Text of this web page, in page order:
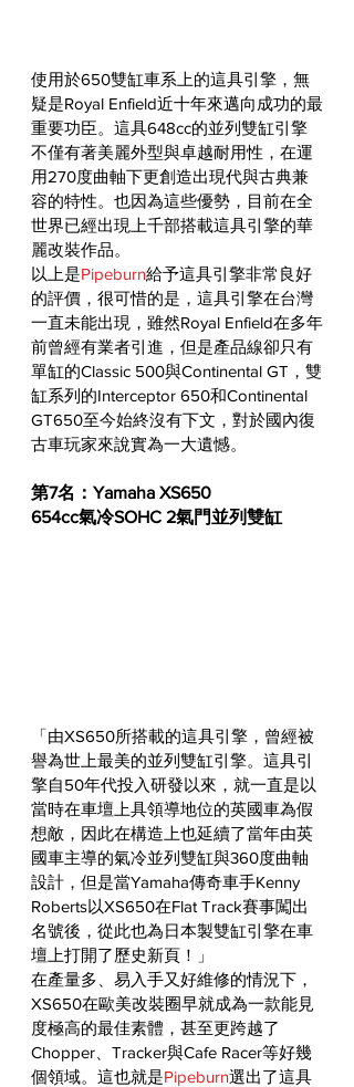
使用於650雙缸車系上的這具引擎，無
疑是Royal Enfield近十年來邁向成功的最
重要功臣。這具648cc的並列雙缸引擎
不僅有著美麗外型與卓越耐用性，在運
用270度曲軸下更創造出現代與古典兼
容的特性。也因為這些優勢，目前在全
世界已經出現上千部搭載這具引擎的華
麗改裝作品。
以上是Pipeburn給予這具引擎非常良好
的評價，很可惜的是，這具引擎在台灣
一直未能出現，雖然Royal Enfield在多年
前曾經有業者引進，但是產品線卻只有
單缸的Classic 500與Continental GT，雙
缸系列的Interceptor 650和Continental
GT650至今始終沒有下文，對於國內復
古車玩家來說實為一大遺憾。
第7名：Yamaha XS650
654cc氣冷SOHC 2氣門並列雙缸
「由XS650所搭載的這具引擎，曾經被
譽為世上最美的並列雙缸引擎。這具引
擎自50年代投入研發以來，就一直是以
當時在車壇上具領導地位的英國車為假
想敵，因此在構造上也延續了當年由英
國車主導的氣冷並列雙缸與360度曲軸
設計，但是當Yamaha傳奇車手Kenny
Roberts以XS650在Flat Track賽事闖出
名號後，從此也為日本製雙缸引擎在車
壇上打開了歷史新頁！」
在產量多、易入手又好維修的情況下，
XS650在歐美改裝圈早就成為一款能見
度極高的最佳素體，甚至更跨越了
Chopper、Tracker與Cafe Racer等好幾
個領域。這也就是Pipeburn選出了這具